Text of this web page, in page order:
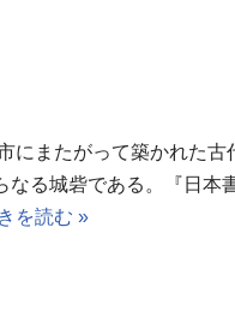
にまたがって築かれた
る城砦である。『日本
を読む »